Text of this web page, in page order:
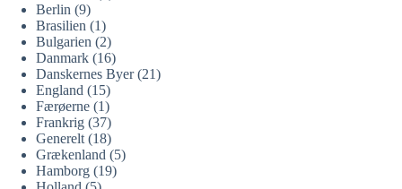
Berlin (9)
Brasilien (1)
Bulgarien (2)
Danmark (16)
Danskernes Byer(21)
England (15)
Færøerne (1)
Frankrig (37)
Generelt (18)
Grækenland (5)
Hamborg (19)